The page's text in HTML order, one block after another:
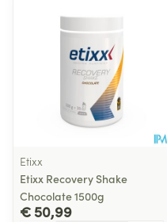
Etixx
Etixx Recovery Shake
Chocolate 1500g
€ 50,99